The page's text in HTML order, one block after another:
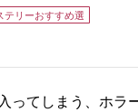
テリーおすすめ選
ってしまう、ホ